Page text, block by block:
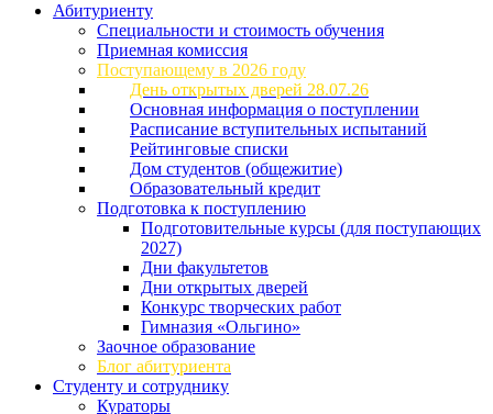
Абитуриенту
Специальности и стоимость обучения
Приемная комиссия
Поступающему в 2026 году
День открытых дверей 28.07.26
Основная информация о поступлении
Расписание вступительных испытаний
Рейтинговые списки
Дом студентов (общежитие)
Образовательный кредит
Подготовка к поступлению
Подготовительные курсы (для поступающих
2027)
Дни факультетов
Дни открытых дверей
Конкурс творческих работ
Гимназия «Ольгино»
Заочное образование
Блог абитуриента
Студенту и сотруднику
Кураторы